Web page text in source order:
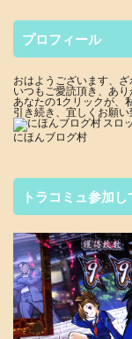
プロフィール
おはようございます、ざ
いつもご愛読頂き、あり
あなたの1クリックが、
引き続き、宜しくお願い
にほんブログ村
トラコミュ参加し